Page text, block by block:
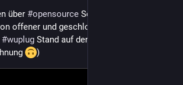
über #opensource Software.
offener und geschlossener Software
#wuplug Stand auf der
)